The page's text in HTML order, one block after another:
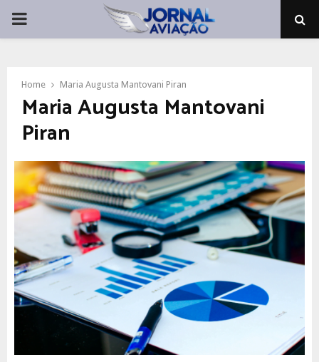
PRIMARY
Home Maria Augusta Mantovani Piran
Maria Augusta Mantovani
Piran